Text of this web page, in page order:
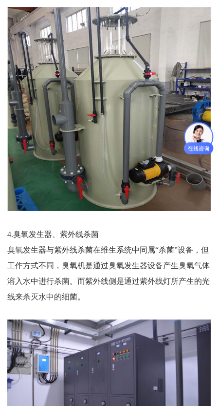
4.臭氧发生器、紫外线杀菌
臭氧发生器与紫外线杀菌在维生系统中同属“杀菌”设备，但
工作方式不同，臭氧机是通过臭氧发生器设备产生臭氧气体
溶入水中进行杀菌。而紫外线侧是通过紫外线灯所产生的光
线来杀灭水中的细菌。